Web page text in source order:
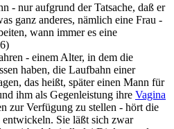
- nur aufgrund der Tatsache, daß er
ganz anderes, nämlich eine Frau -
wann immer es eine
- einem Alter, in dem die
haben, die Laufbahn einer
das heißt, später einen Mann für
ihm als Gegenleistung ihre Vagina
zur Verfügung zu stellen - hört die
Sie läßt sich zwar